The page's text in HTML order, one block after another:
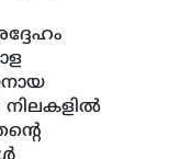
നിലകളില്‍